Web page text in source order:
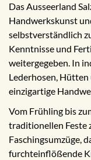
Das Ausseerland
Handwerkskunst
selbstverständlich
Kenntnisse und
weitergegeben. In
Lederhosen,
einzigartige
Vom Frühling bis
traditionellen Feste
Faschingsumzüge,
furchteinflößende